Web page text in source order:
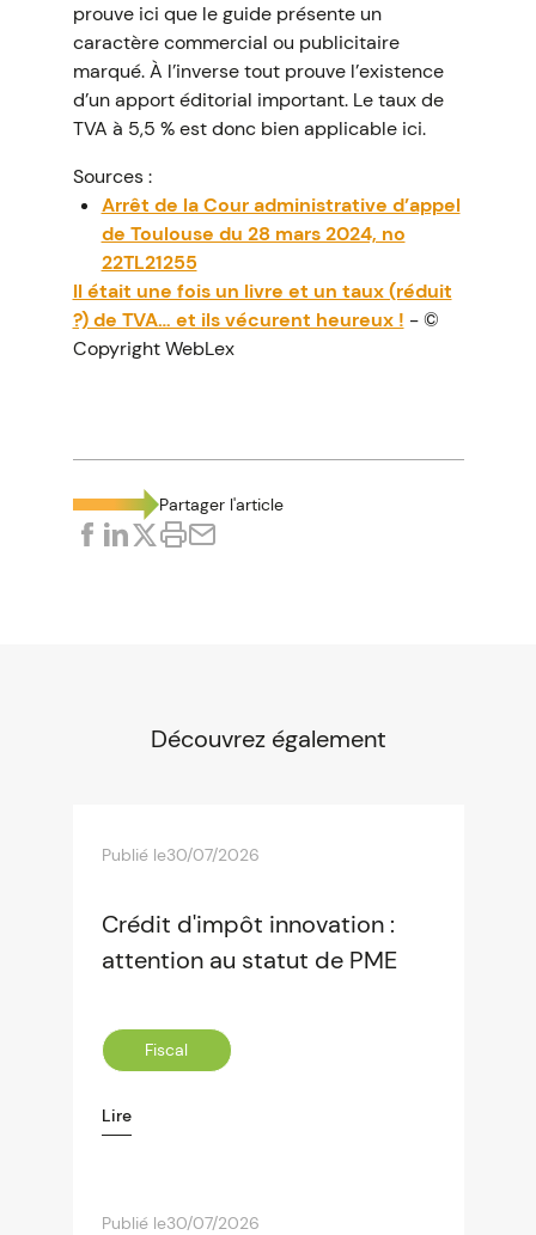
prouve ici que le guide présente un
caractère commercial ou publicitaire
marqué. À l’inverse tout prouve l’existence
d’un apport éditorial important. Le taux de
TVA à 5,5 % est donc bien applicable ici.
Sources :
Arrêt de la Cour administrative d’appel
de Toulouse du 28 mars 2024, no
22TL21255
Il était une fois un livre et un taux (réduit
?) de TVA… et ils vécurent heureux ! - ©
Copyright WebLex
Partager l'article
Découvrez également
Publié le30/07/2026
Crédit d'impôt innovation :
attention au statut de PME
Fiscal
Lire
Publié le30/07/2026